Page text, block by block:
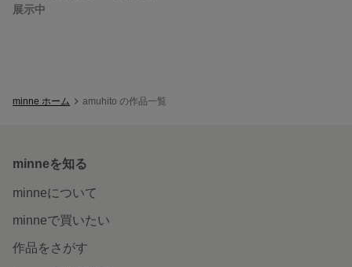
展示中
minne ホーム amuhito の作品一覧
minneを知る
minneについて
minneで買いたい
作品をさがす